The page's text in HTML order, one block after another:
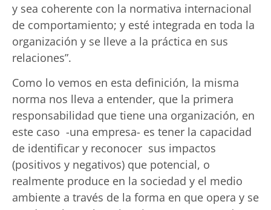
y sea coherente con la normativa internacional
de comportamiento; y esté integrada en toda la
organización y se lleve a la práctica en sus
relaciones”.
Como lo vemos en esta definición, la misma
norma nos lleva a entender, que la primera
responsabilidad que tiene una organización, en
este caso -una empresa- es tener la capacidad
de identificar y reconocer sus impactos
(positivos y negativos) que potencial, o
realmente produce en la sociedad y el medio
ambiente a través de la forma en que opera y se